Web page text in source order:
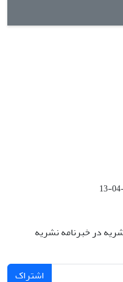
در خبرنامه نشریه
اشتراک